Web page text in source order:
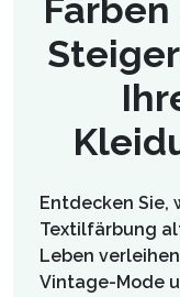
Entdecken Sie,
Textilfärbung
Leben
Vintage-Mode